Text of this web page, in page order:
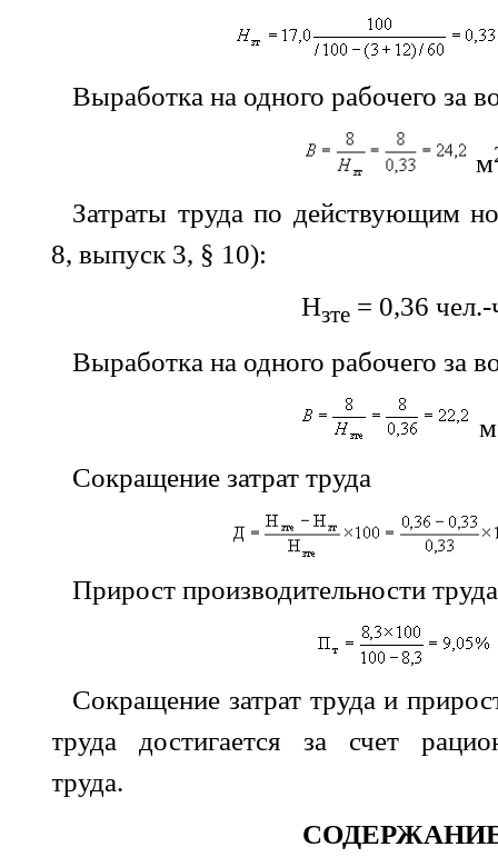
Выработка на одного рабочего за
м
Затраты труда по действующим
8, выпуск 3, § 10):
Нзте = 0,36 чел.-
Выработка на одного рабочего за
м
Сокращение затрат труда
Прирост производительности труда
Сокращение затрат труда и
труда достигается за счет
труда.